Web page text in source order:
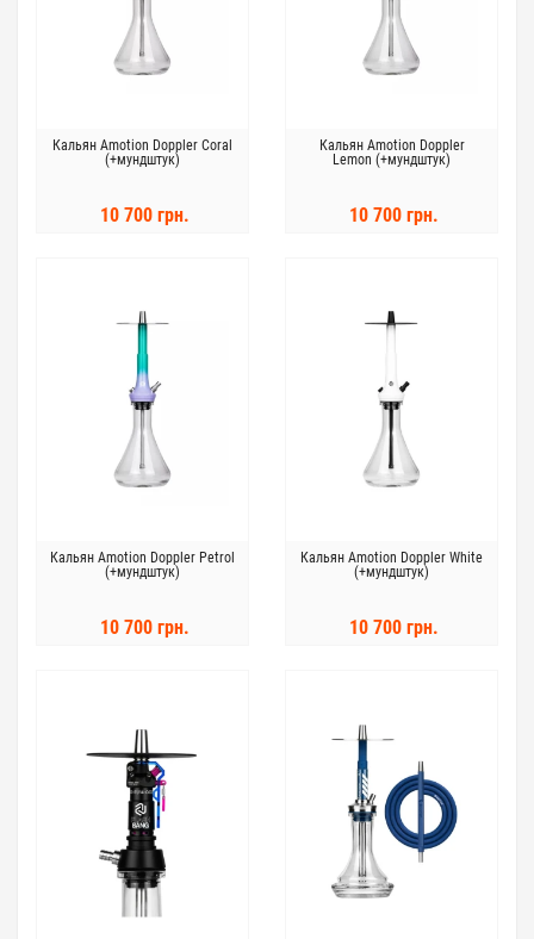
Кальян Amotion Doppler Coral
(+мундштук)
10 700 грн.
Кальян Amotion Doppler
Lemon (+мундштук)
10 700 грн.
Кальян Amotion Doppler Petrol
(+мундштук)
10 700 грн.
Кальян Amotion Doppler White
(+мундштук)
10 700 грн.